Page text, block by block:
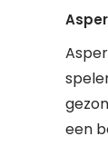
een